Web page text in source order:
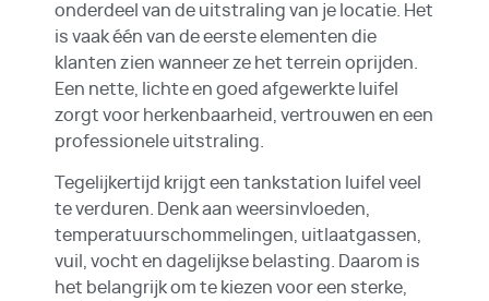
onderdeel van de uitstraling van je locatie. Het
is vaak één van de eerste elementen die
klanten zien wanneer ze het terrein oprijden.
Een nette, lichte en goed afgewerkte luifel
zorgt voor herkenbaarheid, vertrouwen en een
professionele uitstraling.
Tegelijkertijd krijgt een tankstation luifel veel
te verduren. Denk aan weersinvloeden,
temperatuurschommelingen, uitlaatgassen,
vuil, vocht en dagelijkse belasting. Daarom is
het belangrijk om te kiezen voor een sterke,